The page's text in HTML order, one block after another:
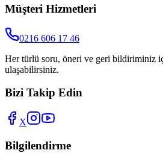
Müşteri Hizmetleri
0216 606 17 46
Her türlü soru, öneri ve geri bildiriminiz
ulaşabilirsiniz.
Bizi Takip Edin
X
Bilgilendirme